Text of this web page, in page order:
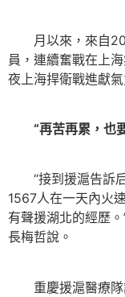
月以來，來自20
員，連續奮戰在上
夜上海捍衛戰進獻氣
“再苦再累，也要
“接到援滬告訴后
1567人在一天內火
有聲援湖北的經歷
長梅哲說。
重慶援滬醫療隊